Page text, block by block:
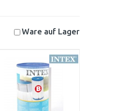
Ware auf Lager